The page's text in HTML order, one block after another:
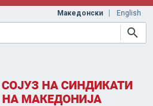
Македонски English